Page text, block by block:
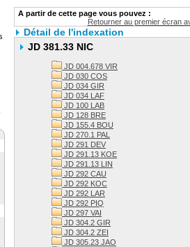
A partir de cette page vous pouvez :
Retourner au premier écran
Détail de l'indexation
JD 381.33 NIC
JD 004.678 VIR
JD 030 COS
JD 034 GIR
JD 034 LAF
JD 100 LAB
JD 128 BRE
JD 155.4 BOU
JD 270.1 PAL
JD 291 DEV
JD 291.13 KOE
JD 291.13 LIN
JD 292 CAU
JD 292 KOC
JD 292 LAR
JD 292 PIQ
JD 297 VAI
JD 304.2 GIR
JD 304.2 ZEI
JD 305.23 JAO